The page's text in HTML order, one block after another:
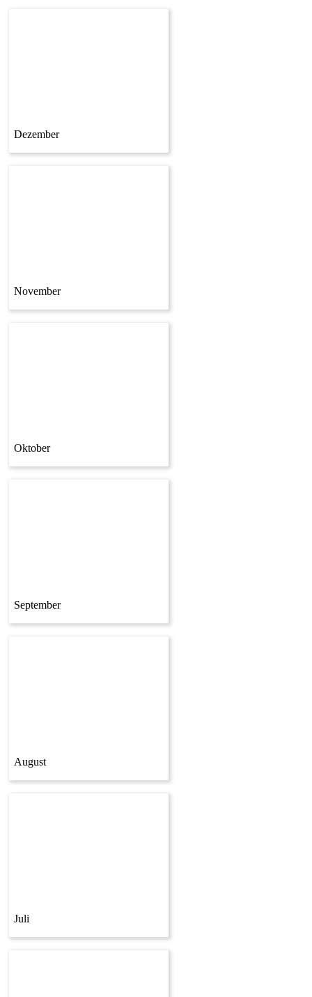
Dezember
November
Oktober
September
August
Juli